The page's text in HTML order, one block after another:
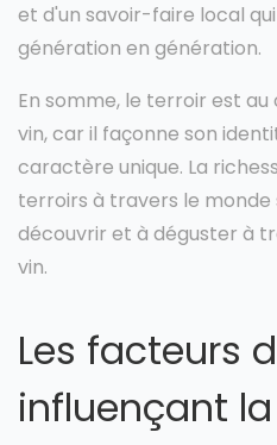
et d'un savoir-faire local
génération en génération.
En somme, le terroir est
vin, car il façonne son
caractère unique. La
terroirs à travers le
découvrir et à déguster à
vin.
Les facteurs
influençant